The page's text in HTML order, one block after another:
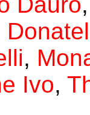
,
Ivo,